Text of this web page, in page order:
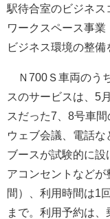
駅待合室のビジネス
ワークスペース事
ビジネス環境の整備
Ｎ700Ｓ車両のう
スのサービスは、5
スだった7、8号車
ウェブ会議、電話
ブースが試験的に設
アコンセントなど
間）、利用時間は1
まで。利用予約は